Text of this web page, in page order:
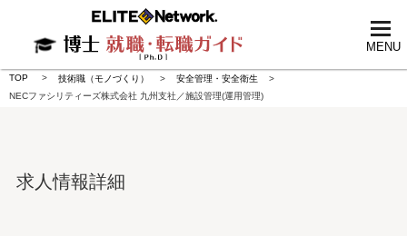
MENU
TOP 技術職（モノづくり）
安全管理・安全衛生
NECファシリティーズ株式会社 九州支社／施設管理(運用管理)
求人情報詳細